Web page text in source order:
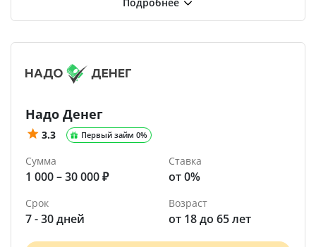
Надо Денег
3.3 Первый займ 0%
Сумма
1 000 – 30 000 ₽
Ставка
от 0%
Срок
7 - 30 дней
Возраст
от 18 до 65 лет